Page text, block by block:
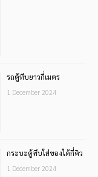
รถตู้ทึบยาวกี่เมตร
1 December 2024
กระบะตู้ทึบใส่ของได้กี่คิว
1 December 2024